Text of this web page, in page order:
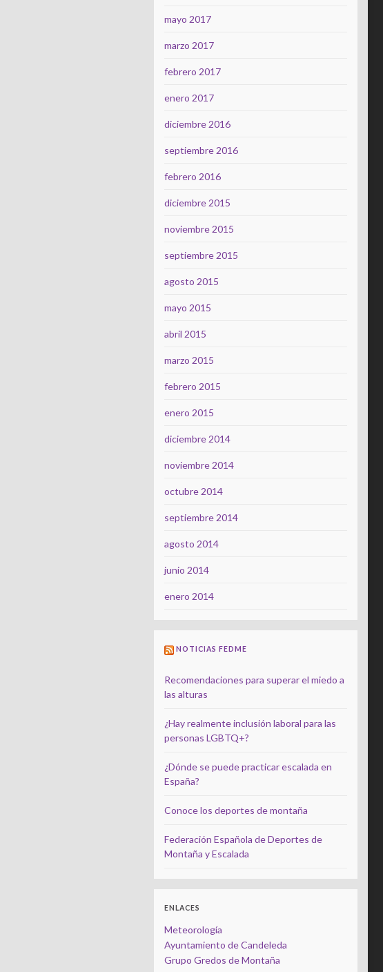
mayo 2017
marzo 2017
febrero 2017
enero 2017
diciembre 2016
septiembre 2016
febrero 2016
diciembre 2015
noviembre 2015
septiembre 2015
agosto 2015
mayo 2015
abril 2015
marzo 2015
febrero 2015
enero 2015
diciembre 2014
noviembre 2014
octubre 2014
septiembre 2014
agosto 2014
junio 2014
enero 2014
NOTICIAS FEDME
Recomendaciones para superar el miedo a
las alturas
¿Hay realmente inclusión laboral para las
personas LGBTQ+?
¿Dónde se puede practicar escalada en
España?
Conoce los deportes de montaña
Federación Española de Deportes de
Montaña y Escalada
ENLACES
Meteorología
Ayuntamiento de Candeleda
Grupo Gredos de Montaña